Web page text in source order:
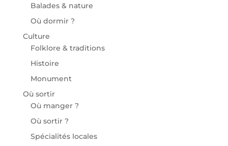
Balades & nature
Où dormir ?
Culture
Folklore & traditions
Histoire
Monument
Où sortir
Où manger ?
Où sortir ?
Spécialités locales